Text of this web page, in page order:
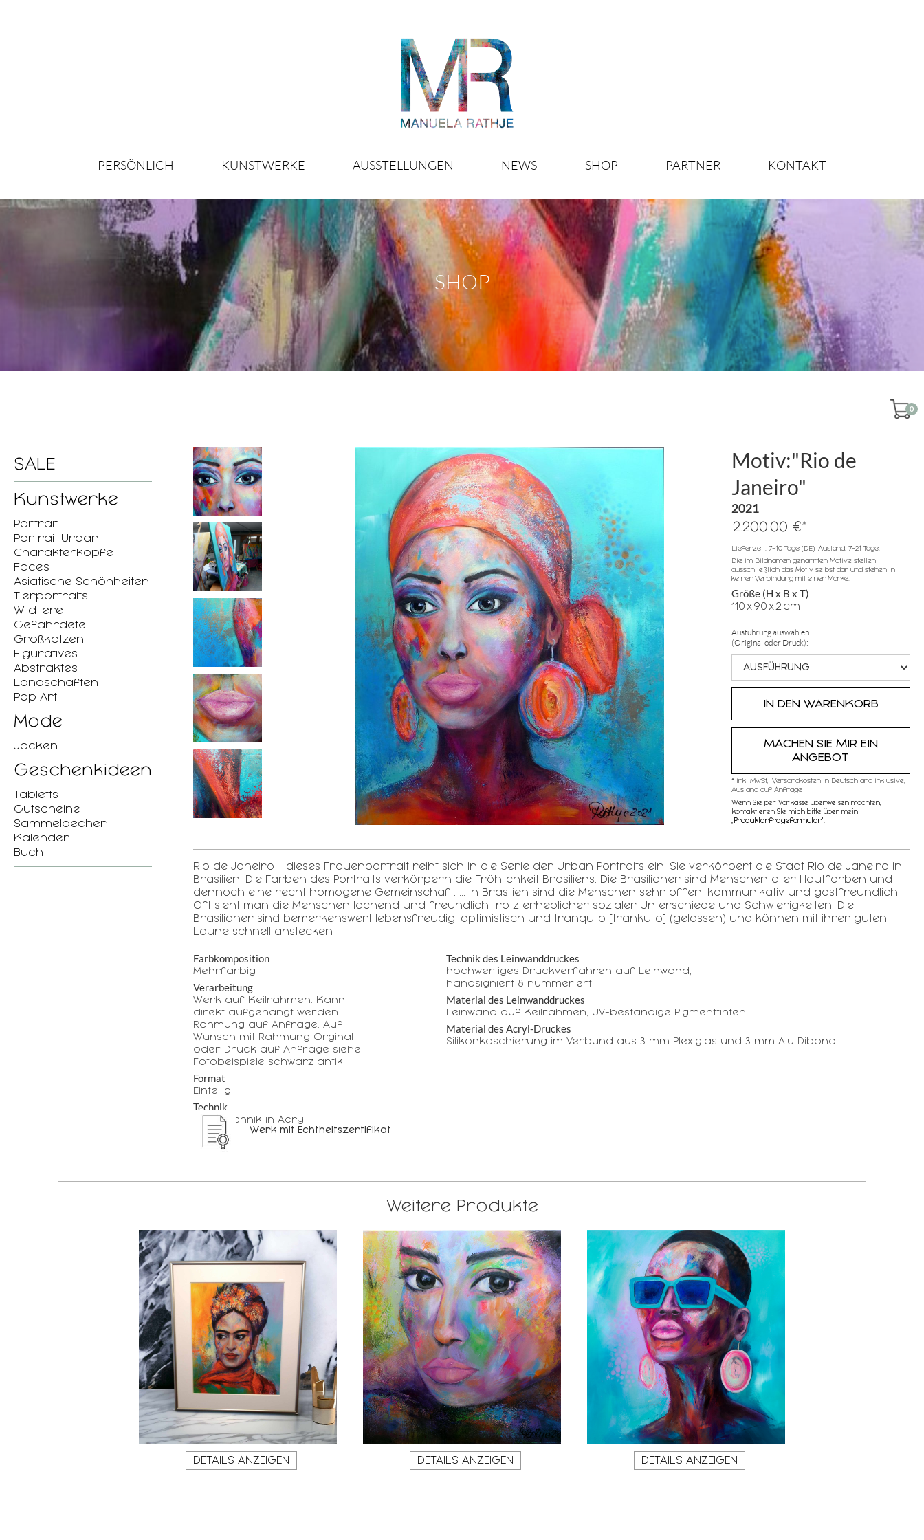
PERSÖNLICH KUNSTWERKE AUSSTELLUNGEN NEWS SHOP PARTNER KONTAKT
SHOP
0
SALE
Kunstwerke
Portrait
Portrait Urban
Charakterköpfe
Faces
Asiatische Schönheiten
Tierportraits
Wildtiere
Gefährdete
Großkatzen
Figuratives
Abstraktes
Landschaften
Pop Art
Mode
Jacken
Geschenkideen
Tabletts
Gutscheine
Sammelbecher
Kalender
Buch
Motiv:"Rio de
Janeiro"
2021
2.200,00 €*
Lieferzeit: 7-10 Tage (DE), Ausland: 7-21 Tage.
Die im Bildnamen genannten Motive stellen
ausschließlich das Motiv selbst dar und stehen in
keiner Verbindung mit einer Marke.
Größe (H x B x T)
110x90x2 cm
Ausführung auswählen
(Original oder Druck):
MACHEN SIE MIR EIN
ANGEBOT
* inkl MwSt,, Versandkosten in Deutschland inklusive,
Ausland auf Anfrage
Wenn Sie per Vorkasse überweisen möchten,
kontaktieren SIe mich bitte über mein
Produktanfrageformular"
Rio de Janeiro - dieses Frauenportrait reiht sich in die Serie der Urban Portraits ein. Sie verkörpert die Stadt Rio de Janeiro in
Brasilien. Die Farben des Portraits verkörpern die Fröhlichkeit Brasiliens. Die Brasilianer sind Menschen aller Hautfarben und
dennoch eine recht homogene Gemeinschaft. ... In Brasilien sind die Menschen sehr offen, kommunikativ und gastfreundlich.
Oft sieht man die Menschen lachend und freundlich trotz erheblicher sozialer Unterschiede und Schwierigkeiten. Die
Brasilianer sind bemerkenswert lebensfreudig, optimistisch und tranquilo [trankuilo] (gelassen) und können mit ihrer guten
Laune schnell anstecken
Farbkomposition
Mehrfarbig
Verarbeitung
Werk auf Keilrahmen. Kann
direkt aufgehängt werden.
Rahmung auf Anfrage. Auf
Wunsch mit Rahmung Orginal
oder Druck auf Anfrage siehe
Fotobeispiele schwarz antik
Format
Einteilig
Technik
Mischtechnik in Acryl
Technik des Leinwanddruckes
hochwertiges Druckverfahren auf Leinwand,
handsigniert & nummeriert
Material des Leinwanddruckes
Leinwand auf Keilrahmen, UV-beständige Pigmenttinten
Material des Acryl-Druckes
Silikonkaschierung im Verbund aus 3 mm Plexiglas und 3 mm Alu Dibond
Werk mit Echtheitszertifikat
Weitere Produkte
DETAILS ANZEIGEN DETAILS ANZEIGEN DETAILS ANZEIGEN